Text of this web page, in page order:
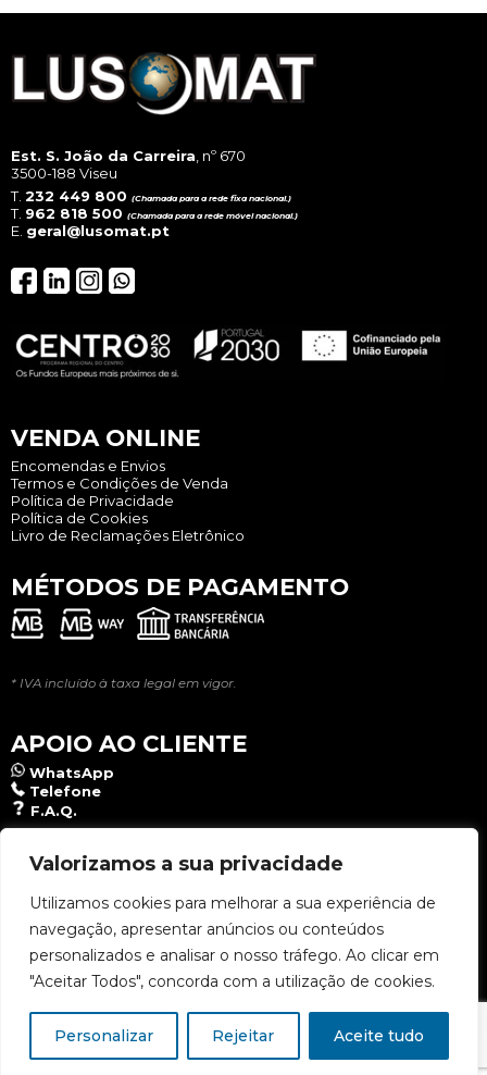
Valorizamos a sua privacidade
Utilizamos cookies para melhorar a sua experiência de
navegação, apresentar anúncios ou conteúdos
personalizados e analisar o nosso tráfego. Ao clicar em
"Aceitar Todos", concorda com a utilização de cookies.
Personalizar Rejeitar Aceite tudo
Est. S. João da Carreira , nº 670
3500-188 Viseu
T. 232 449 800 (Chamada para a rede fixa nacional.)
T. 962 818 500 (Chamada para a rede móvel nacional.)
E. geral@lusomat.pt
VENDA ONLINE
Encomendas e Envios
Termos e Condições de Venda
Política de Privacidade
Política de Cookies
Livro de Reclamações Eletrônico
MÉTODOS DE PAGAMENTO
* IVA incluído à taxa legal em vigor.
APOIO AO CLIENTE
WhatsApp
Telefone
F.A.Q.
NEWSLETTER
Copyright © 2026 Lusomat - Todos os direitos reservados | Designed & Developed: